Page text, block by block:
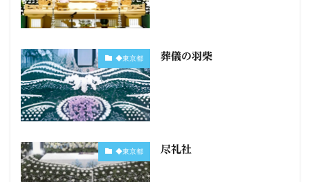
◆東京都 葬儀の羽柴
◆東京都 尽礼社